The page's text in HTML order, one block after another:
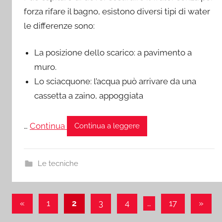
forza rifare il bagno, esistono diversi tipi di water
le differenze sono:
La posizione dello scarico: a pavimento a
muro.
Lo sciacquone: l’acqua può arrivare da una
cassetta a zaino, appoggiata
… Continua Continua a leggere
Le tecniche
Paginazione
« Articolo
1 2 3 4 … 17 »